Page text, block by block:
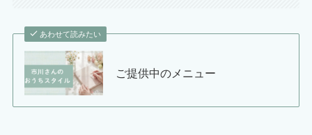
あわせて読みたい
ご提供中のメニュー